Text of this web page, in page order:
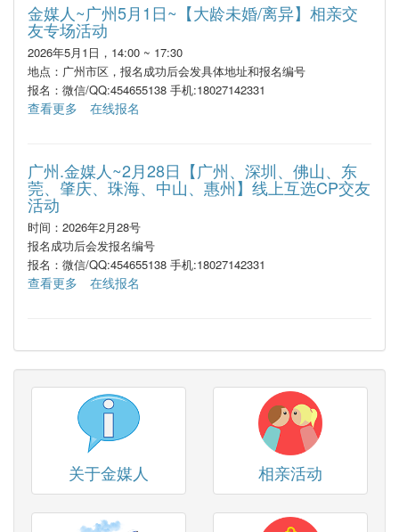
金媒人~广州5月1日~【大龄未婚/离异】相亲交
友专场活动
2026年5月1日，14:00 ~ 17:30
地点：广州市区，报名成功后会发具体地址和报名编号
报名：微信/QQ:454655138 手机:18027142331
查看更多 在线报名
广州.金媒人~2月28日【广州、深圳、佛山、东
莞、肇庆、珠海、中山、惠州】线上互选CP交友
活动
时间：2026年2月28号
报名成功后会发报名编号
报名：微信/QQ:454655138 手机:18027142331
查看更多 在线报名
关于金媒人 相亲活动